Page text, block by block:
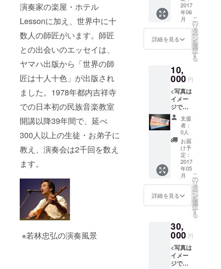
演奏家の楽屋・ホテル
Lessonに加え、世界中に十
数人の師匠がいます。師匠
との出会いのエッセイは、
ヤマハ出版から「世界の師
匠は十人十色」が出版され
ました。1978年都内吉祥寺
での日本初の民族音楽教室
開講以降39年間で、延べ
300人以上の生徒・お弟子に
教え、演奏会は2千回を数え
ます。
※若林忠弘の演奏風景
風と音楽」
(2003）(以
上 ヤマ
ハ・ミュー
ジック・メ
「もっと知
りたい世界
の民族音
楽」日本初
の「民族音
楽辞典」
(2003)(東京
堂出版)、
ミュージッ
クで行こ
う」(2005年
11月岩波書
ライブ
ミュージア
ム」「民族
音楽で遊ぼ
ただき
ます。
●御礼の
メール:
ネーム
にお礼
のメー
ルをお
出しし
ます。
す。(無
料ＴＶ
電話
Skype
未経験
案内も
致しま
2017年
8月ま
で。) ●
民族楽
器の演
奏もし
てみた
いとい
う方の
ご要望
があれ
ば承り
ます。
●スタジ
レート:
スタジ
オ入口
にネー
ムプ
レート
ジオに
て、60
分間の
個人
レッス
ンを1回
(2017年
8月ま
で）
レッス
ンする
楽器は
持ち込
み、ま
たは、
当スタ
ジオに
ある楽
器の中
から選
定が可
能なも
のもあ
スンで
きる楽
例】
(2017年
3月現
2017
年06
月
詳細を見る
こ
の
リ
タ
ー
ン
を
選
択
す
る
10,
000 円
<写真は
イメー
ジです>
●Skype
民族楽
器レッ
スン:当
スタジ
オに来
ること
ができ
ない方
のため
に
Skype
隔地
レッス
ンを行
いま
す。1回
60分間
支援
者：
0人
お届
け予
定：
2017
年05
月
詳細を見る
こ
の
リ
タ
ー
ン
を
選
択
す
る
30,
000 円
<写真は
イメー
ジです>